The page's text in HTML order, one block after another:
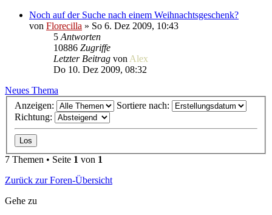
Noch auf der Suche nach einem Weihnachtsgeschenk?
von Florecilla » So 6. Dez 2009, 10:43
5 Antworten
10886 Zugriffe
Letzter Beitrag von Alex
Do 10. Dez 2009, 08:32
Neues Thema
Anzeigen:
Sortiere nach:
Richtung:
7 Themen • Seite 1 von 1
Zurück zur Foren-Übersicht
Gehe zu